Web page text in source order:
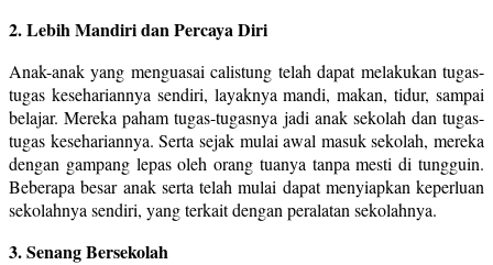
2. Lebih Mandiri dan Percaya Diri
Anak-anak yang menguasai calistung telah dapat melakukan tugas-
tugas kesehariannya sendiri, layaknya mandi, makan, tidur, sampai
belajar. Mereka paham tugas-tugasnya jadi anak sekolah dan tugas-
tugas kesehariannya. Serta sejak mulai awal masuk sekolah, mereka
dengan gampang lepas oleh orang tuanya tanpa mesti di tungguin.
Beberapa besar anak serta telah mulai dapat menyiapkan keperluan
sekolahnya sendiri, yang terkait dengan peralatan sekolahnya.
3. Senang Bersekolah